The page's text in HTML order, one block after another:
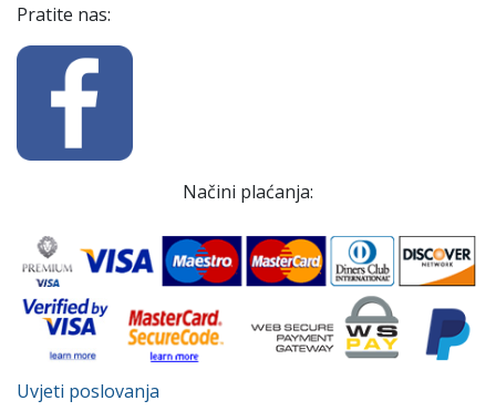
Pratite nas:
Načini plaćanja:
Uvjeti poslovanja